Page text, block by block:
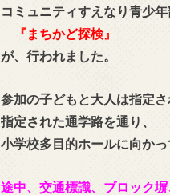
コミュニティすえなり青少
『まちかど探検』
が、行われました。
参加の子どもと大人は指定さ
指定された通学路を通り、
小学校多目的ホールに向かっ
途中、交通標識、ブロック